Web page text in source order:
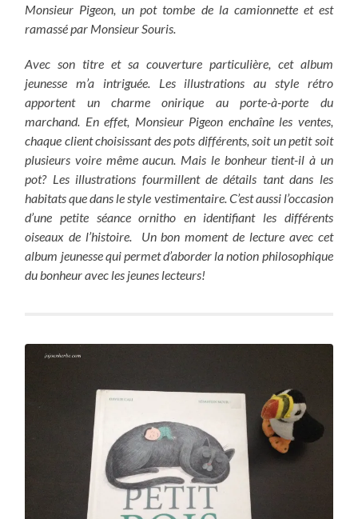
Monsieur Pigeon, un pot tombe de la camionnette et est
ramassé par Monsieur Souris.
Avec son titre et sa couverture particulière, cet album
jeunesse m’a intriguée. Les illustrations au style rétro
apportent un charme onirique au porte-à-porte du
marchand. En effet, Monsieur Pigeon enchaîne les ventes,
chaque client choisissant des pots différents, soit un petit soit
plusieurs voire même aucun. Mais le bonheur tient-il à un
pot? Les illustrations fourmillent de détails tant dans les
habitats que dans le style vestimentaire. C’est aussi l’occasion
d’une petite séance ornitho en identifiant les différents
oiseaux de l’histoire. Un bon moment de lecture avec cet
album jeunesse qui permet d’aborder la notion philosophique
du bonheur avec les jeunes lecteurs!